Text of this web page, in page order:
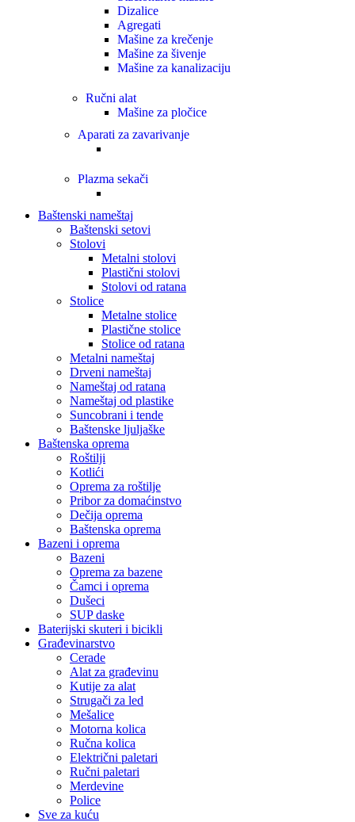
Dizalice
Agregati
Mašine za krečenje
Mašine za šivenje
Mašine za kanalizaciju
Ručni alat
Mašine za pločice
Aparati za zavarivanje
Plazma sekači
Baštenski nameštaj
Baštenski setovi
Stolovi
Metalni stolovi
Plastični stolovi
Stolovi od ratana
Stolice
Metalne stolice
Plastične stolice
Stolice od ratana
Metalni nameštaj
Drveni nameštaj
Nameštaj od ratana
Nameštaj od plastike
Suncobrani i tende
Baštenske ljuljaške
Baštenska oprema
Roštilji
Kotlići
Oprema za roštilje
Pribor za domaćinstvo
Dečija oprema
Baštenska oprema
Bazeni i oprema
Bazeni
Oprema za bazene
Čamci i oprema
Dušeci
SUP daske
Baterijski skuteri i bicikli
Građevinarstvo
Cerade
Alat za građevinu
Kutije za alat
Strugači za led
Mešalice
Motorna kolica
Ručna kolica
Električni paletari
Ručni paletari
Merdevine
Police
Sve za kuću